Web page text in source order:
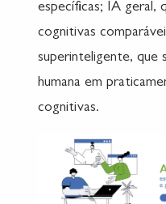
específicas; IA geral,
cognitivas
superinteligente, que
humana em
cognitivas.